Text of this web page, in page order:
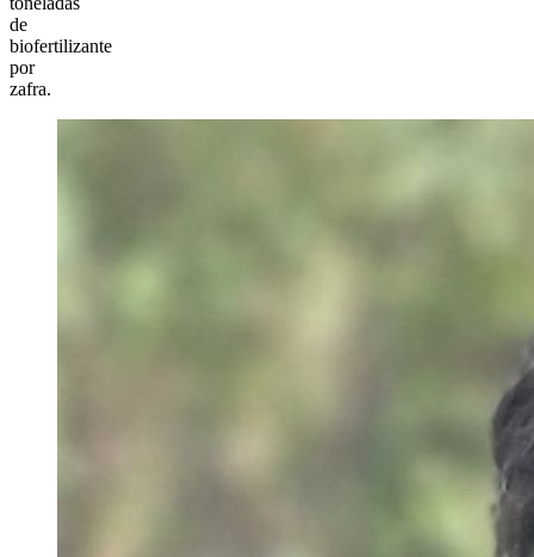
de
biofertilizante
por
zafra.